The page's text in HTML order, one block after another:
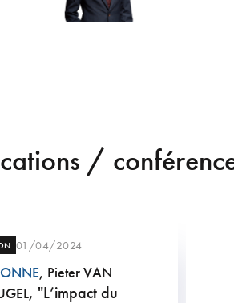
/
01/04/2024
, Pieter VAN
, "L’impact du